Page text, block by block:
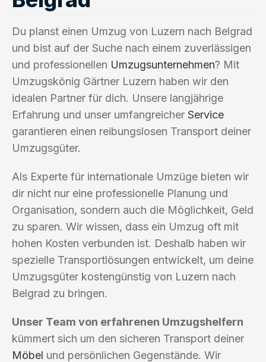
Du planst einen Umzug von Luzern nach Belgrad
und bist auf der Suche nach einem zuverlässigen
und professionellen Umzugsunternehmen? Mit
Umzugskönig Gärtner Luzern haben wir den
idealen Partner für dich. Unsere langjährige
Erfahrung und unser umfangreicher Service
garantieren einen reibungslosen Transport deiner
Umzugsgüter.
Als Experte für internationale Umzüge bieten wir
dir nicht nur eine professionelle Planung und
Organisation, sondern auch die Möglichkeit, Geld
zu sparen. Wir wissen, dass ein Umzug oft mit
hohen Kosten verbunden ist. Deshalb haben wir
spezielle Transportlösungen entwickelt, um deine
Umzugsgüter kostengünstig von Luzern nach
Belgrad zu bringen.
Unser Team von erfahrenen Umzugshelfern
kümmert sich um den sicheren Transport deiner
Möbel und persönlichen Gegenstände. Wir